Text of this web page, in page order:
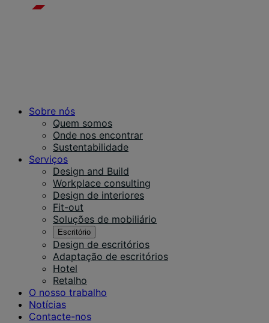
Sobre nós
Quem somos
Onde nos encontrar
Sustentabilidade
Serviços
Design and Build
Workplace consulting
Design de interiores
Fit-out
Soluções de mobiliário
Escritório
Design de escritórios
Adaptação de escritórios
Hotel
Retalho
O nosso trabalho
Notícias
Contacte-nos